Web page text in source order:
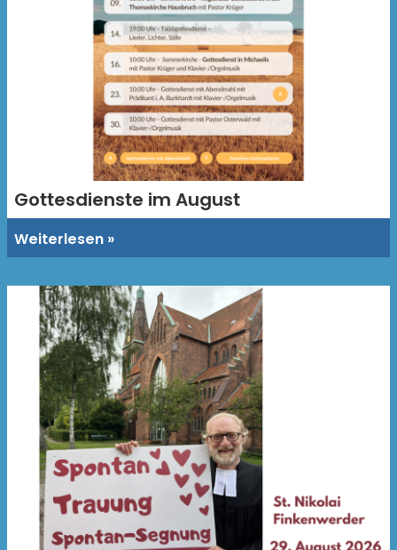
Gottesdienste im August
Weiterlesen